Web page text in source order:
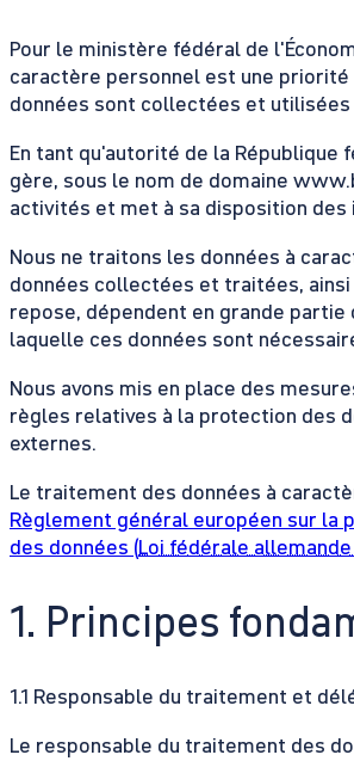
Pour le ministère fédéral de
caractère personnel est une
données sont collectées et utilisées
En tant qu'autorité de la République
gère, sous le nom de domaine
activités et met à sa disposition
Nous ne traitons les données à
données collectées et traitées,
repose, dépendent en grande
laquelle ces données sont
Nous avons mis en place des
règles relatives à la protection des
externes.
Le traitement des données à
Règlement général européen sur la
des données (Loi fédérale
1. Principes
1.1 Responsable du traitement et
Le responsable du traitement des